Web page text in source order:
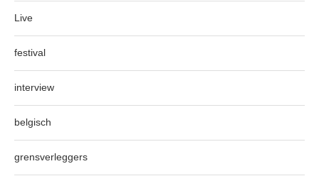
Live
festival
interview
belgisch
grensverleggers